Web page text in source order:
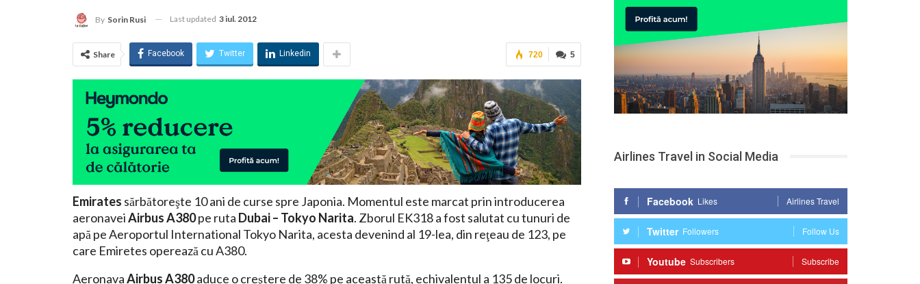
By Sorin Rusi Last updated 3 iul. 2012
5
720
Share Facebook Twitter Linkedin
Emirates sărbătoreşte 10 ani de curse spre Japonia. Momentul este marcat prin introducerea
aeronaveiAirbus A380pe ruta Dubai – Tokyo Narita. Zborul EK318 a fost salutat cu tunuri de
apă pe Aeroportul International Tokyo Narita, acesta devenind al 19-lea, din reţeau de 123, pe
care Emiretes operează cu A380.
AeronavaAirbus A380aduce o creştere de 38% pe această rută, echivalentul a 135 de locuri.
Airlines Travel in Social Media
Facebook Likes Airlines Travel
Twitter Followers Follow Us
Youtube Subscribers Subscribe